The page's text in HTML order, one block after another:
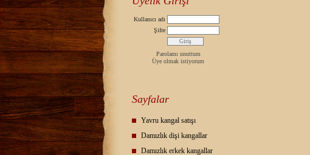
Kullanıcı adı
Şifre
Parolamı unuttum
Üye olmak istiyorum
Sayfalar
Yavru kangal satışı
Damızlık dişi kangallar
Damızlık erkek kangallar